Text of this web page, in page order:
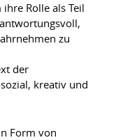
Rolle als Teil
zu
der
kreativ und
Form von